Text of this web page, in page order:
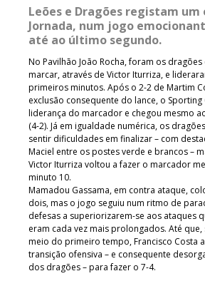
Leões e Dragões registam um
Jornada, num jogo
até ao último segundo.
No Pavilhão João Rocha, foram os
marcar, através de Victor Iturriza, e
primeiros minutos. Após o 2-2 de Martim
exclusão consequente do lance, o Sporting
liderança do marcador e chegou mesmo
(4-2). Já em igualdade numérica, os
sentir dificuldades em finalizar – com
Maciel entre os postes verde e brancos –
Victor Iturriza voltou a fazer o marcador
minuto 10.
Mamadou Gassama, em contra ataque,
dois, mas o jogo seguiu num ritmo de
defesas a superiorizarem-se aos ataques
eram cada vez mais prolongados. Até que,
meio do primeiro tempo, Francisco Costa
transição ofensiva – e consequente
dos dragões – para fazer o 7-4.